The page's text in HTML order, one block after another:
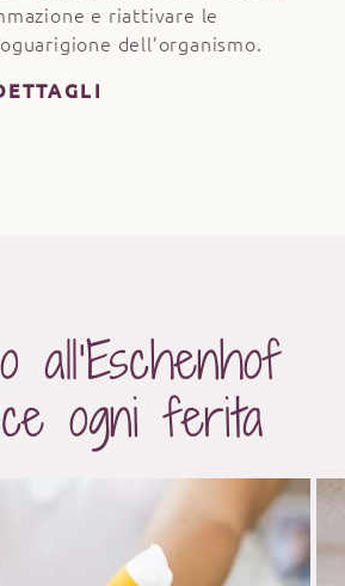
e riattivare le
dell’organismo.
all’Eschenhof
ogni ferita